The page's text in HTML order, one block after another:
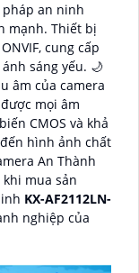
pháp an ninh
mạnh. Thiết bị
cung cấp
sáng yếu. 🌙
âm của camera
mọi âm
CMOS và khả
hình ảnh chất
An Thành
mua sản
KX-AF2112LN-
nghiệp của